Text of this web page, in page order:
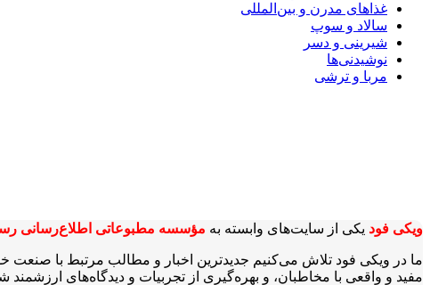
غذاهای مدرن و بین‌المللی
سالاد و سوپ
شیرینی و دسر
نوشیدنی‌ها
مربا و ترشی
ویکی‌ فود یکی از سایت‌های وابسته به مؤسسه مطبوعاتی اطلاع‌رسانی
ما در ویکی‌ فود تلاش می‌کنیم جدیدترین اخبار و مطالب مرتبط با صنعت
مفید و واقعی با مخاطبان، و بهره‌گیری از تجربیات و دیدگاه‌های